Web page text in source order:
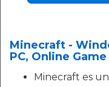
Minecraft -
PC, Online
Minecraft es